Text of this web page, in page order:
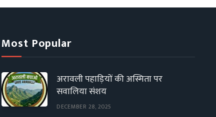
Most Popular
अरावली पहाड़ियों की अस्मिता पर
सवालिया संशय
DECEMBER 28, 2025